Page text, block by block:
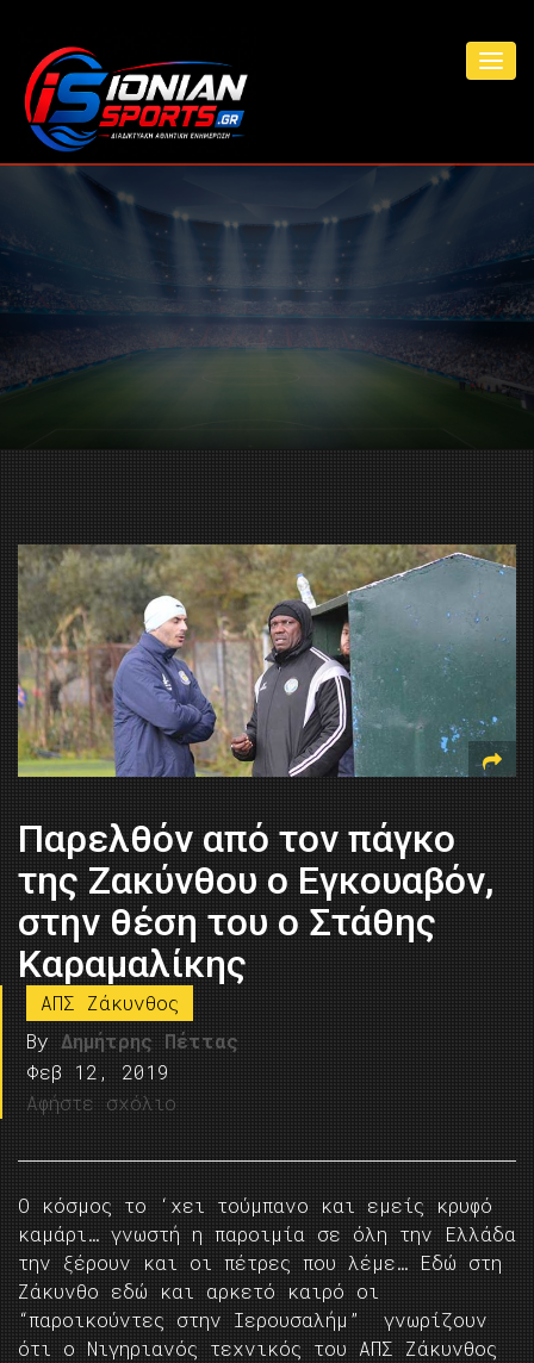
Παρελθόν από τον πάγκο
της Ζακύνθου ο Εγκουαβόν,
στην θέση του ο Στάθης
Καραμαλίκης
ΑΠΣ Ζάκυνθος
By Δημήτρης Πέττας
Φεβ 12, 2019
Αφήστε σχόλιο
Ο κόσμος το ‘χει τούμπανο και εμείς κρυφό
καμάρι… γνωστή η παροιμία σε όλη την Ελλάδα
την ξέρουν και οι πέτρες που λέμε… Εδώ στη
Ζάκυνθο εδώ και αρκετό καιρό οι
“παροικούντες στην Ιερουσαλήμ” γνωρίζουν
ότι ο Νιγηριανός τεχνικός του ΑΠΣ Ζάκυνθος